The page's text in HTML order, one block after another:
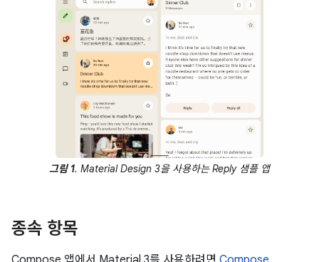
그림 1. Material Design 3을 사용하는 Reply 샘플 앱
종속 항목